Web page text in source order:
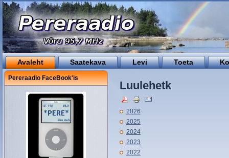
Avaleht Saatekava Levi Toeta
Pereraadio FaceBook'is
Luulehetk
2026
2025
2024
2023
2022